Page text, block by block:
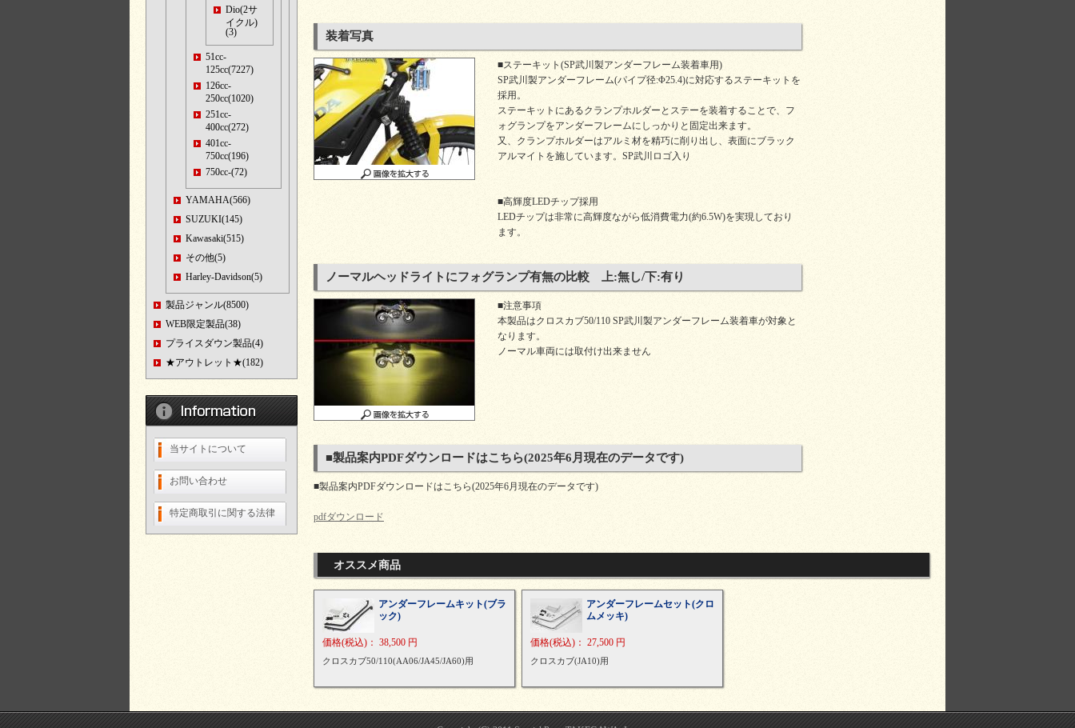
Dio(2サ
イクル)
(3)
51cc-
125cc(7227)
126cc-
250cc(1020)
251cc-
400cc(272)
401cc-
750cc(196)
750cc-(72)
YAMAHA(566)
SUZUKI(145)
Kawasaki(515)
その他(5)
Harley-Davidson(5)
製品ジャンル(8500)
WEB限定製品(38)
プライスダウン製品(4)
★アウトレット★(182)
当サイトについて
お問い合わせ
特定商取引に関する法律
装着写真
■ステーキット(SP武川製アンダーフレーム装着車用)
SP武川製アンダーフレーム(パイプ径:Φ25.4)に対応するステーキットを
採用。
ステーキットにあるクランプホルダーとステーを装着することで、フ
ォグランプをアンダーフレームにしっかりと固定出来ます。
又、クランプホルダーはアルミ材を精巧に削り出し、表面にブラック
アルマイトを施しています。SP武川ロゴ入り
■高輝度LEDチップ採用
LEDチップは非常に高輝度ながら低消費電力(約6.5W)を実現しており
ます。
ノーマルヘッドライトにフォグランプ有無の比較 上:無し/下:有り
■注意事項
本製品はクロスカブ50/110 SP武川製アンダーフレーム装着車が対象と
なります。
ノーマル車両には取付け出来ません
■製品案内PDFダウンロードはこちら(2025年6月現在のデータです)
■製品案内PDFダウンロードはこちら(2025年6月現在のデータです)
pdfダウンロード
オススメ商品
アンダーフレームキット(ブラ
ック)
価格(税込) ： 38,500 円
クロスカブ50/110(AA06/JA45/JA60)用
アンダーフレームセット(クロ
ムメッキ)
価格(税込) ： 27,500 円
クロスカブ(JA10)用